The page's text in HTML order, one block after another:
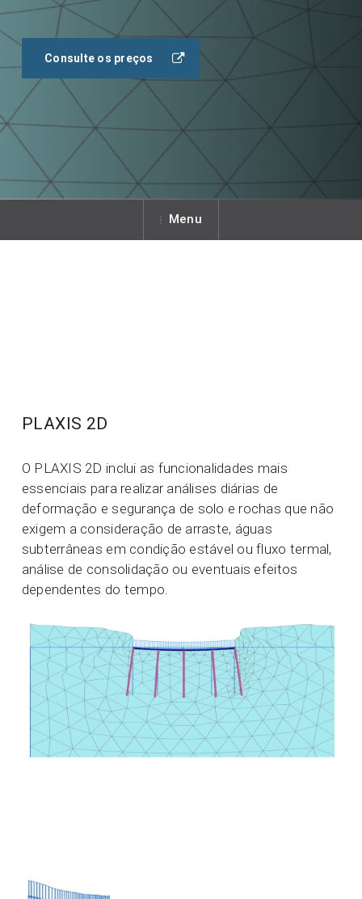
Consulte os preços
Menu
PLAXIS 2D
O PLAXIS 2D inclui as funcionalidades mais
essenciais para realizar análises diárias de
deformação e segurança de solo e rochas que não
exigem a consideração de arraste, águas
subterrâneas em condição estável ou fluxo termal,
análise de consolidação ou eventuais efeitos
dependentes do tempo.